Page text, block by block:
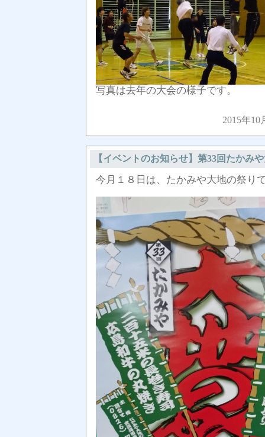
写真は去年の大会の様子です。
2015年10
【イベントのお知らせ】第33回たかみ
今月１８日は、たかみや大地の祭り